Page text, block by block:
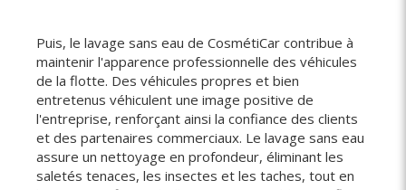
Puis, le lavage sans eau de CosmétiCar contribue à
maintenir l'apparence professionnelle des véhicules
de la flotte. Des véhicules propres et bien
entretenus véhiculent une image positive de
l'entreprise, renforçant ainsi la confiance des clients
et des partenaires commerciaux. Le lavage sans eau
assure un nettoyage en profondeur, éliminant les
saletés tenaces, les insectes et les taches, tout en